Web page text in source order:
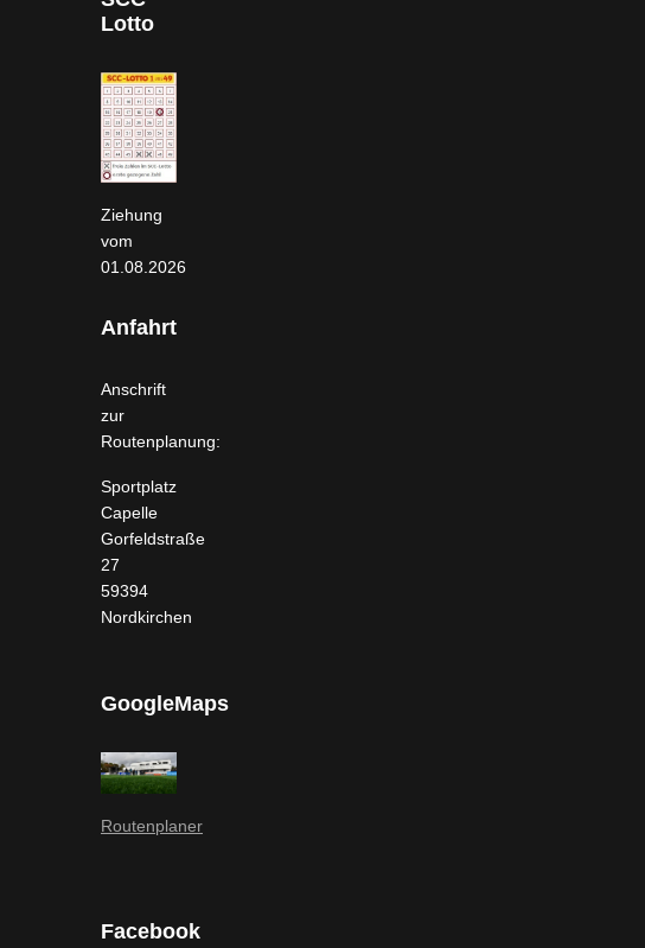
Lotto
Ziehung
vom
01.08.2026
Anfahrt
Anschrift
zur
Routenplanung:
Sportplatz
Capelle
Gorfeldstraße
27
59394
Nordkirchen
GoogleMaps
Routenplaner
Facebook